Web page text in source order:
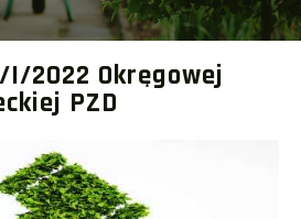
I/2022 Okręgowej
PZD